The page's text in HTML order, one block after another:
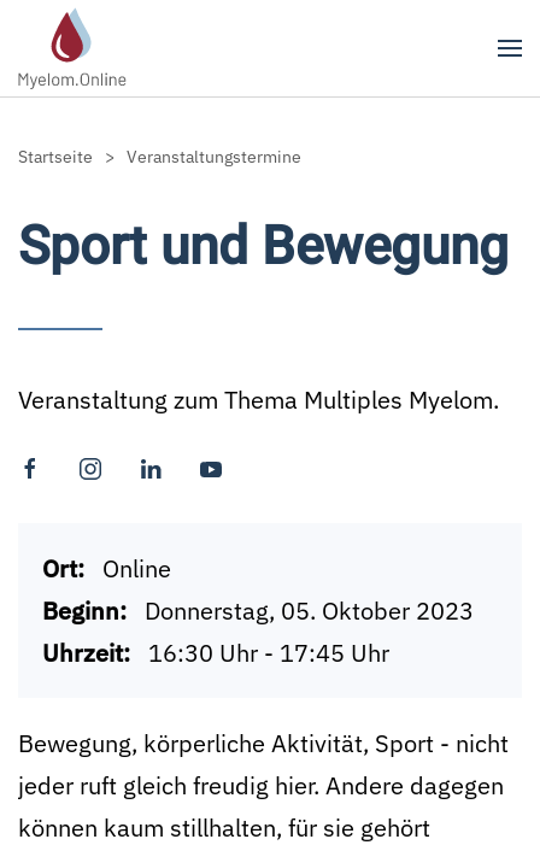
Zum Hauptinhalt springen
Startseite Veranstaltungstermine
Sport und Bewegung
Veranstaltung zum Thema Multiples Myelom.
Ort: Online
Beginn: Donnerstag, 05. Oktober 2023
Uhrzeit: 16:30 Uhr - 17:45 Uhr
Bewegung, körperliche Aktivität, Sport - nicht
jeder ruft gleich freudig hier. Andere dagegen
können kaum stillhalten, für sie gehört